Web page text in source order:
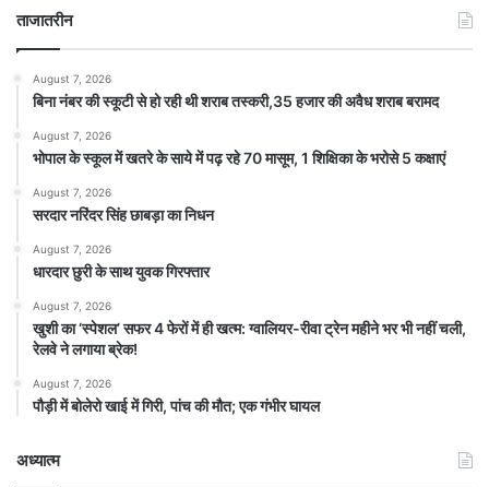
ताजातरीन
August 7, 2026
बिना नंबर की स्कूटी से हो रही थी शराब तस्करी,35 हजार की अवैध शराब बरामद
August 7, 2026
भोपाल के स्कूल में खतरे के साये में पढ़ रहे 70 मासूम, 1 शिक्षिका के भरोसे 5 कक्षाएं
August 7, 2026
सरदार नरिंदर सिंह छाबड़ा का निधन
August 7, 2026
धारदार छुरी के साथ युवक गिरफ्तार
August 7, 2026
खुशी का ‘स्पेशल’ सफर 4 फेरों में ही खत्म: ग्वालियर-रीवा ट्रेन महीने भर भी नहीं चली,
रेलवे ने लगाया ब्रेक!
August 7, 2026
पौड़ी में बोलेरो खाई में गिरी, पांच की मौत; एक गंभीर घायल
अध्यात्म